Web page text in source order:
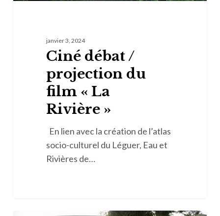
janvier 3, 2024
Ciné débat /
projection du
film « La
Rivière »
En lien avec la création de l’atlas
socio-culturel du Léguer, Eau et
Rivières de…